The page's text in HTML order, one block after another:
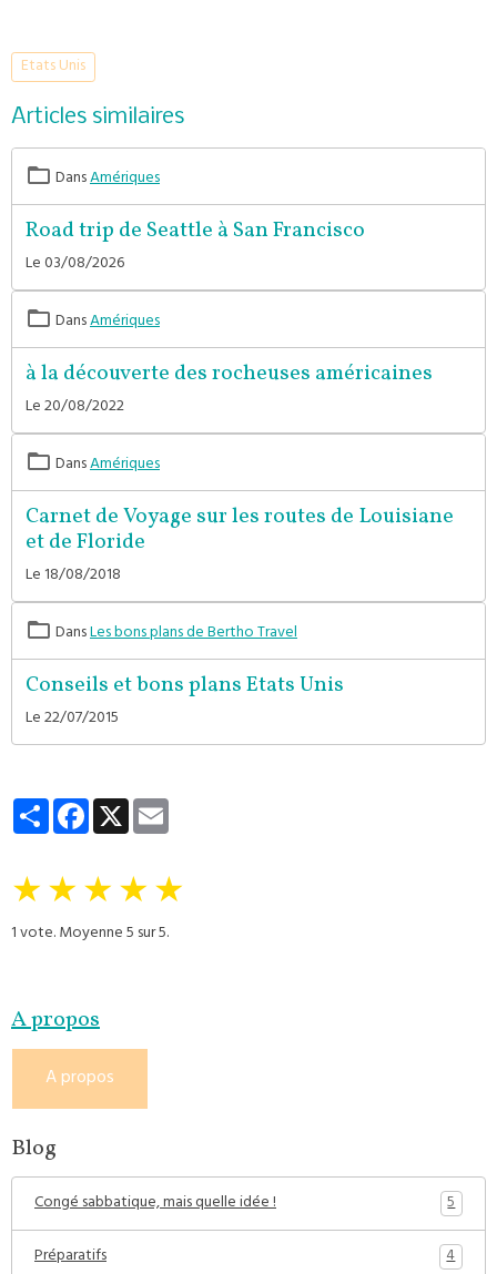
Etats Unis
Articles similaires
DansAmériques
Road trip de Seattle à San Francisco
Le 03/08/2026
DansAmériques
à la découverte des rocheuses américaines
Le 20/08/2022
DansAmériques
Carnet de Voyage sur les routes de Louisiane
et de Floride
Le 18/08/2018
DansLes bons plans de Bertho Travel
Conseils et bons plans Etats Unis
Le 22/07/2015
PartagerFacebook
X
★★★★★
1vote. Moyenne5sur 5.
A propos
A propos
Blog
Congé sabbatique, mais quelle idée !
5
Préparatifs
4